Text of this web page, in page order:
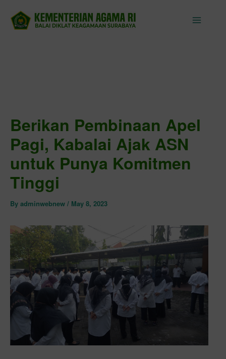
content
Berikan Pembinaan Apel
Pagi, Kabalai Ajak ASN
untuk Punya Komitmen
Tinggi
By adminwebnew / May 8, 2023